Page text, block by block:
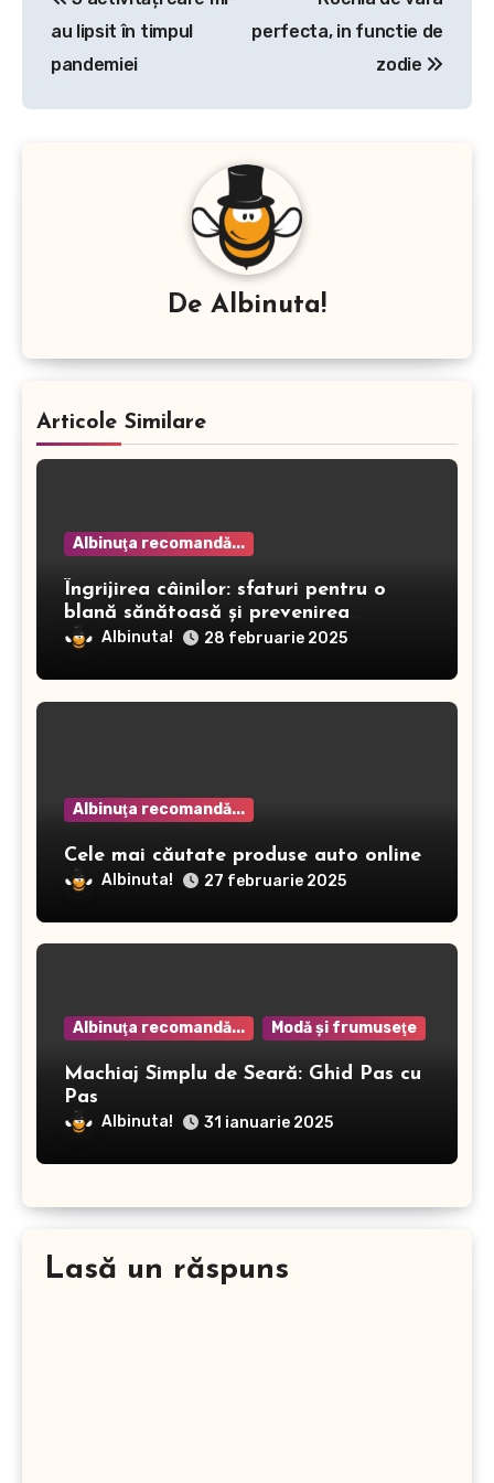
articole
au lipsit în timpul
pandemiei
perfecta, in functie de
zodie
De Albinuta!
Articole Similare
Albinuţa recomandă...
Îngrijirea câinilor: sfaturi pentru o
blană sănătoasă și prevenirea
dermatitei
Albinuta! 28 februarie 2025
Albinuţa recomandă...
Cele mai căutate produse auto online
Albinuta! 27 februarie 2025
Albinuţa recomandă... Modă şi frumuseţe
Machiaj Simplu de Seară: Ghid Pas cu
Pas
Albinuta! 31 ianuarie 2025
Lasă un răspuns